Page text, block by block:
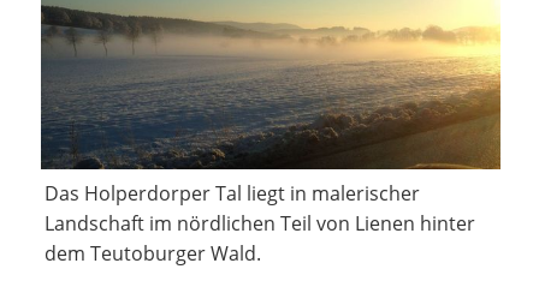
Das Holperdorper Tal liegt in malerischer
Landschaft im nördlichen Teil von Lienen hinter
dem Teutoburger Wald.